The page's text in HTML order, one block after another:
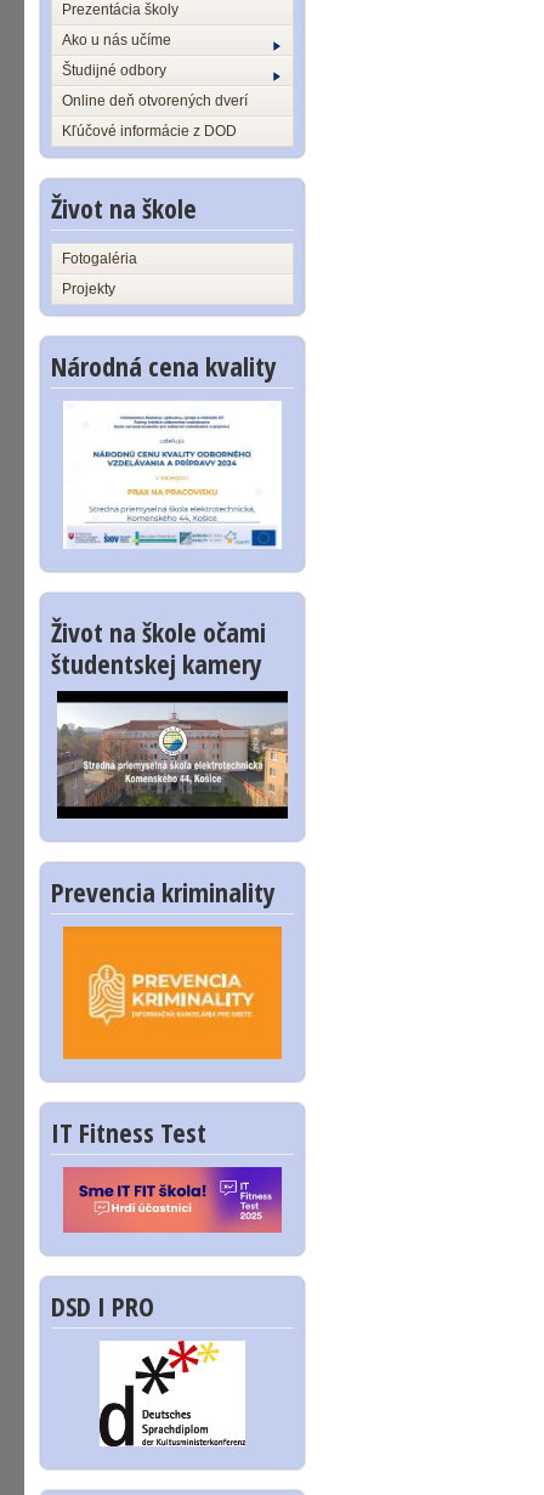
Prezentácia školy
Ako u nás učíme
Študijné odbory
Online deň otvorených dverí
Kľúčové informácie z DOD
Život na škole
Fotogaléria
Projekty
Národná cena kvality
Život na škole očami
študentskej kamery
Prevencia kriminality
IT Fitness Test
DSD I PRO